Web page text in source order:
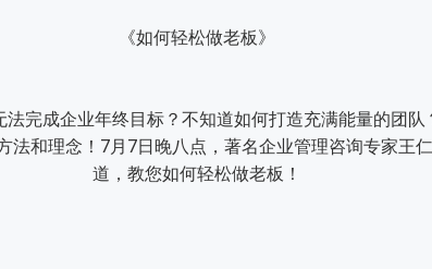
《如何轻松做老板》
成企业年终目标？不知道如何打造充满能量的团队
法和理念！7月7日晚八点，著名企业管理咨询专家王
道，教您如何轻松做老板！